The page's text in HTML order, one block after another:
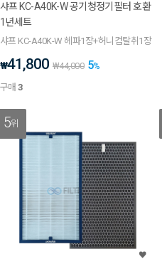
샤프 KC-A40K-W 공기청정기필터 호환
1년세트
샤프 KC-A40K-W 헤파1장+허니컴탈취1장
₩41,800 ₩44,000 5%
구매3
5위